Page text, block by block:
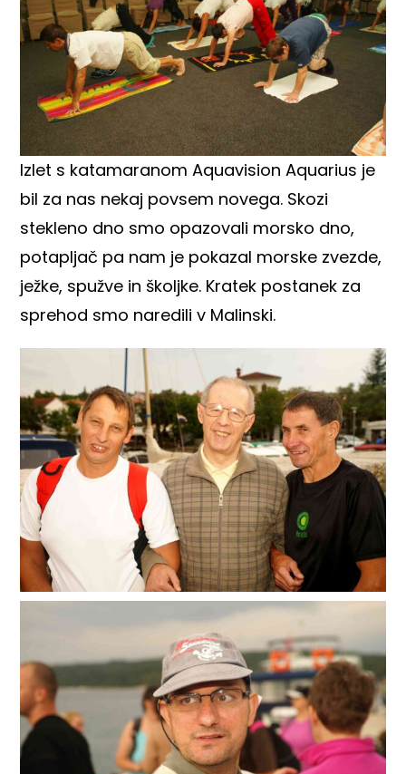
Izlet s katamaranom Aquavision Aquarius je
bil za nas nekaj povsem novega. Skozi
stekleno dno smo opazovali morsko dno,
potapljač pa nam je pokazal morske zvezde,
ježke, spužve in školjke. Kratek postanek za
sprehod smo naredili v Malinski.